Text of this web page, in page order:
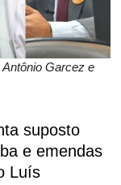
Garcez e
suposto
e emendas
Luís